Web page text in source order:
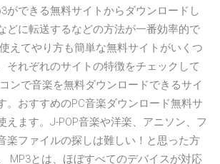
ができる無料サイトからダウンロードし
どに転送するなどの方法が一番効率的で
えてやり方も簡単な無料サイトがいくつ
それぞれのサイトの特徴をチェックして
ンで音楽を無料ダウンロードできるサイ
。おすすめのPC音楽ダウンロード無料サ
えます。J-POP音楽や洋楽、アニソン、フ
楽ファイルの探しは難しい！と思った方
MP3とは、ほぼすべてのデバイスが対応